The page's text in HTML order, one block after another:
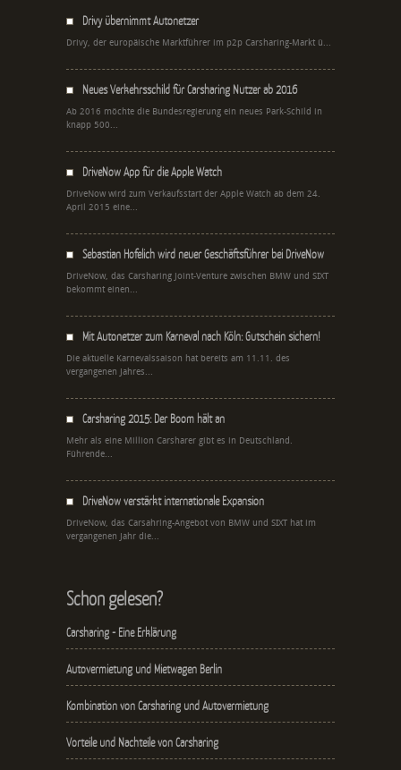
Drivy übernimmt Autonetzer
Drivy, der europäische Marktführer im p2p Carsharing-Markt ü...
Neues Verkehrsschild für Carsharing Nutzer ab 2016
Ab 2016 möchte die Bundesregierung ein neues Park-Schild in
knapp 500...
DriveNow App für die Apple Watch
DriveNow wird zum Verkaufsstart der Apple Watch ab dem 24.
April 2015 eine...
Sebastian Hofelich wird neuer Geschäftsführer bei DriveNow
DriveNow, das Carsharing Joint-Venture zwischen BMW und SIXT
bekommt einen...
Mit Autonetzer zum Karneval nach Köln: Gutschein sichern!
Die aktuelle Karnevalssaison hat bereits am 11.11. des
vergangenen Jahres...
Carsharing 2015: Der Boom hält an
Mehr als eine Million Carsharer gibt es in Deutschland.
Führende...
DriveNow verstärkt internationale Expansion
DriveNow, das Carsahring-Angebot von BMW und SIXT hat im
vergangenen Jahr die...
Schon gelesen?
Carsharing - Eine Erklärung
Autovermietung und Mietwagen Berlin
Kombination von Carsharing und Autovermietung
Vorteile und Nachteile von Carsharing